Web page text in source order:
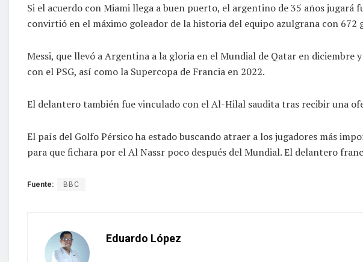
Si el acuerdo con Miami llega a buen puerto, el argentino de 35 años jugará
convirtió en el máximo goleador de la historia del equipo azulgrana con 672
Messi, que llevó a Argentina a la gloria en el Mundial de Qatar en diciembre
con el PSG, así como la Supercopa de Francia en 2022.
El delantero también fue vinculado con el Al-Hilal saudita tras recibir una
El país del Golfo Pérsico ha estado buscando atraer a los jugadores más
para que fichara por el Al Nassr poco después del Mundial. El delantero
Fuente: BBC
Eduardo López